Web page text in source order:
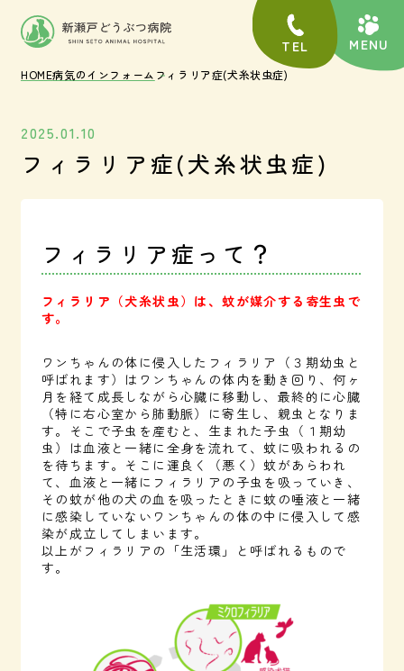
TEL
HOME病気のインフォーム フィラリア症(犬糸状虫症)
2025.01.10
フィラリア症(犬糸状虫症)
フィラリア症って？
フィラリア（犬糸状虫）は、蚊が媒介する寄生虫で
す。
ワンちゃんの体に侵入したフィラリア（３期幼虫と
呼ばれます）はワンちゃんの体内を動き回り、何ヶ
月を経て成長しながら心臓に移動し、最終的に心臓
（特に右心室から肺動脈）に寄生し、親虫となりま
す。そこで子虫を産むと、生まれた子虫（１期幼
虫）は血液と一緒に全身を流れて、蚊に吸われるの
を待ちます。そこに運良く（悪く）蚊があらわれ
て、血液と一緒にフィラリアの子虫を吸っていき、
その蚊が他の犬の血を吸ったときに蚊の唾液と一緒
に感染していないワンちゃんの体の中に侵入して感
染が成立してしまいます。
以上がフィラリアの「生活環」と呼ばれるもので
す。